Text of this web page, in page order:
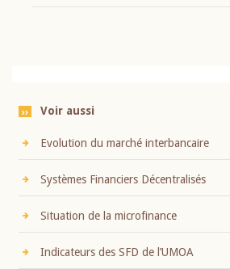
Voir aussi
Evolution du marché interbancaire
Systèmes Financiers Décentralisés
Situation de la microfinance
Indicateurs des SFD de l’UMOA